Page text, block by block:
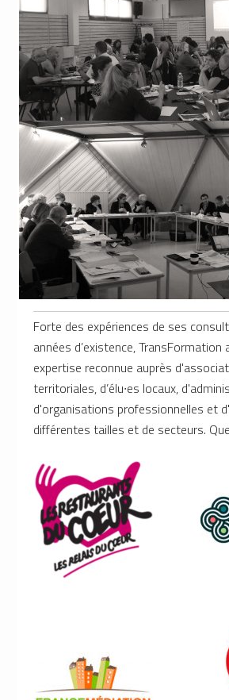
Forte des expériences de ses
années d’existence,TransFormation
expertise reconnue auprès
territoriales, d’élu∙es locaux,
d'organisations professionnelles et
différentes tailles et de secteurs.